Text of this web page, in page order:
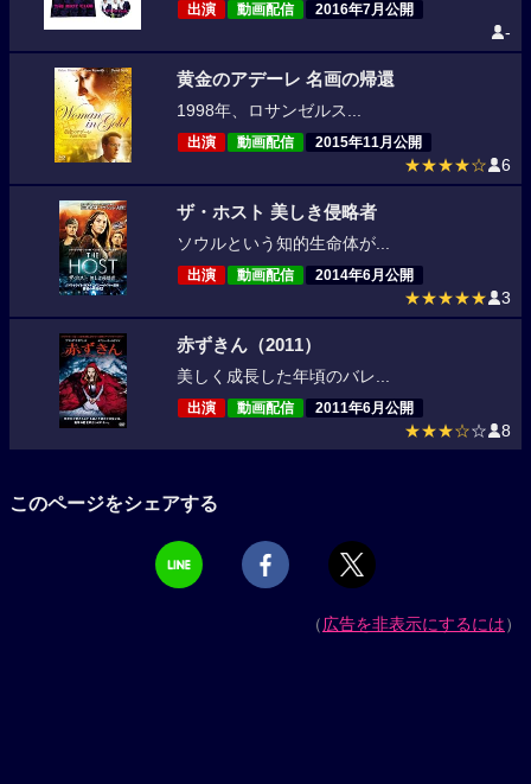
出演 動画配信 2016年7月公開
-
黄金のアデーレ 名画の帰還
1998年、ロサンゼルス...
出演 動画配信 2015年11月公開
★★★★☆ 6
ザ・ホスト 美しき侵略者
ソウルという知的生命体が...
出演 動画配信 2014年6月公開
★★★★★ 3
赤ずきん（2011）
美しく成長した年頃のバレ...
出演 動画配信 2011年6月公開
★★★☆☆ 8
このページをシェアする
（広告を非表示にするには）